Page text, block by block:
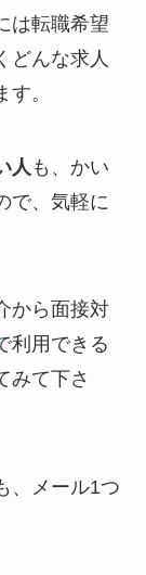
は転職希望
どんな求人
。
人 も、かい
で、気軽に
から面接対
利用できる
みて下さ
、メール1つ